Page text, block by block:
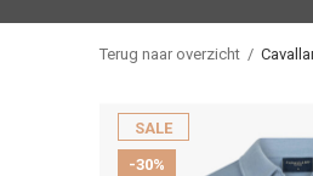
Terug naar overzicht
SALE
-30%